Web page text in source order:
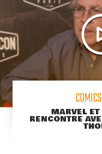
MARVEL
RENCONTRE